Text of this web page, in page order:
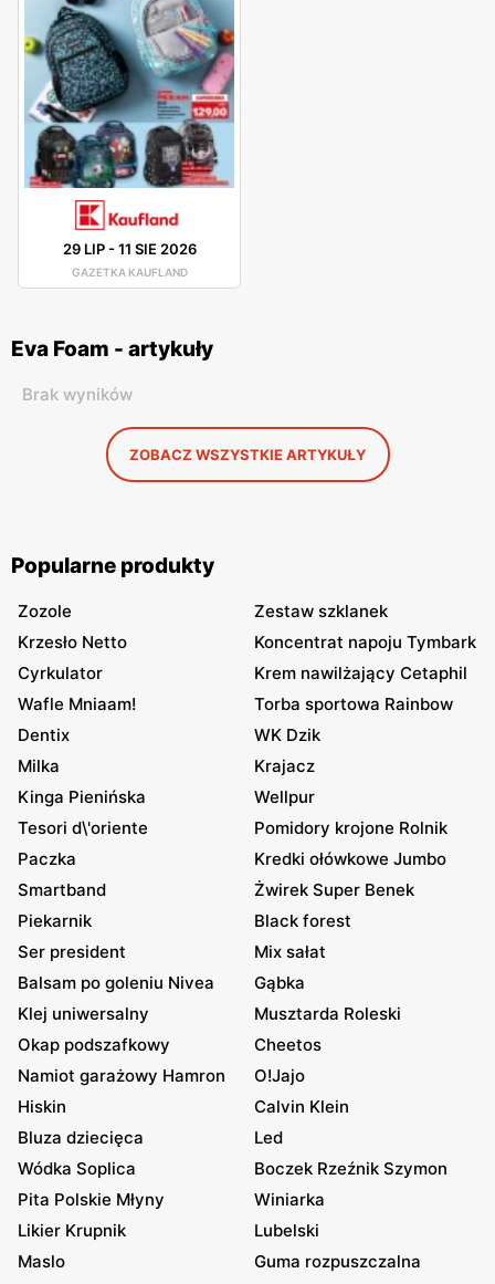
29 LIP-11 SIE 2026
GAZETKA KAUFLAND
Eva Foam - artykuły
Brak wyników
ZOBACZ WSZYSTKIE ARTYKUŁY
Popularne produkty
Zozole
Zestaw szklanek
Krzesło Netto
Koncentrat napoju Tymbark
Cyrkulator
Krem nawilżający Cetaphil
Wafle Mniaam!
Torba sportowa Rainbow
Dentix
WK Dzik
Milka
Krajacz
Kinga Pienińska
Wellpur
Tesori d\'oriente
Pomidory krojone Rolnik
Paczka
Kredki ołówkowe Jumbo
Smartband
Żwirek Super Benek
Piekarnik
Black forest
Ser president
Mix sałat
Balsam po goleniu Nivea
Gąbka
Klej uniwersalny
Musztarda Roleski
Okap podszafkowy
Cheetos
Namiot garażowy Hamron
O!Jajo
Hiskin
Calvin Klein
Bluza dziecięca
Led
Wódka Soplica
Boczek Rzeźnik Szymon
Pita Polskie Młyny
Winiarka
Likier Krupnik
Lubelski
Maslo
Guma rozpuszczalna